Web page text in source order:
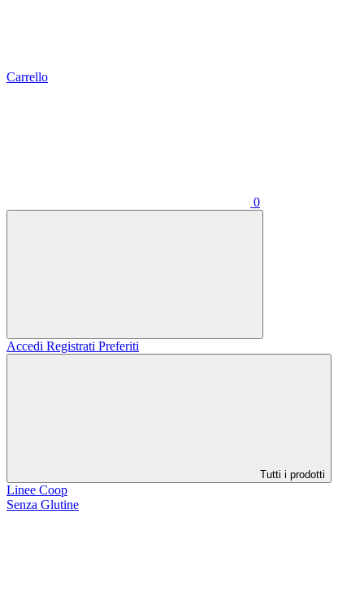
Carrello
0
Accedi Registrati Preferiti
Tutti i prodotti
Linee Coop
Senza Glutine